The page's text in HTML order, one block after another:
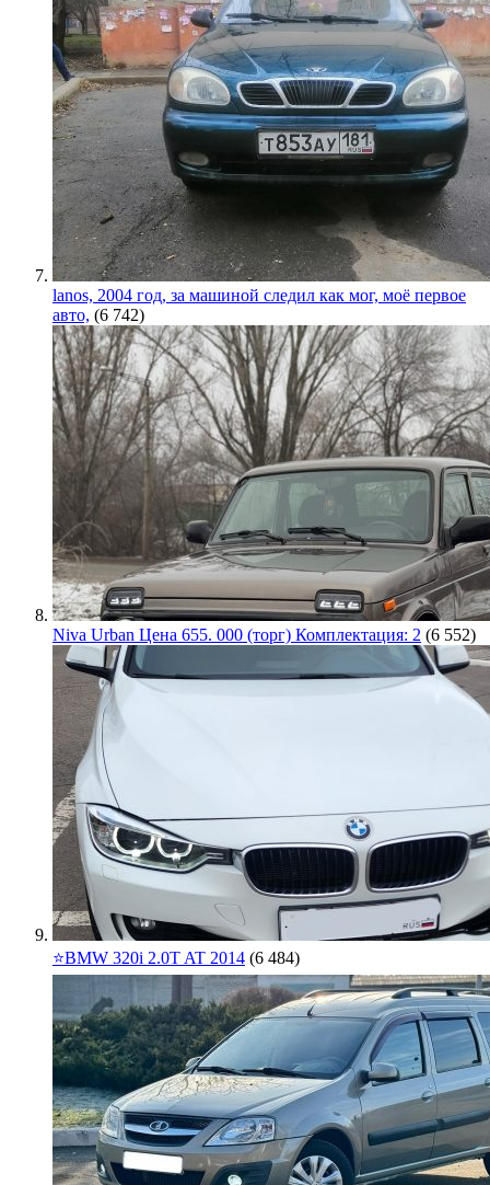
lanos, 2004 год, за машиной следил как мог, моё первое
авто, (6 742)
Niva Urban Цена 655. 000 (торг) Комплектация: 2 (6 552)
⭐️BMW 320i 2.0T AT 2014 (6 484)